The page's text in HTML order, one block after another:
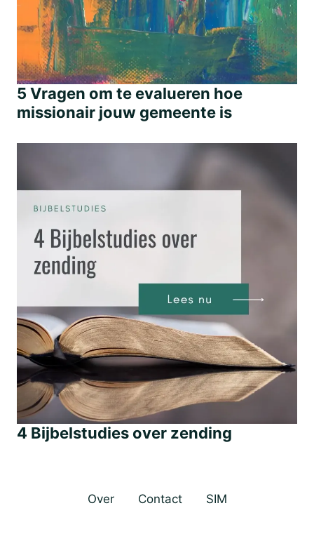
5 Vragen om te evalueren hoe
missionair jouw gemeente is
4 Bijbelstudies over zending
Over Contact SIM